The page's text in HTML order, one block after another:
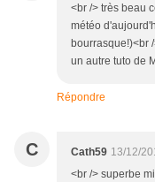
<br /> très beau
météo
bourrasque!)<br
un autre tuto de
Répondre
C Cath59 13/12/
<br /> superbe